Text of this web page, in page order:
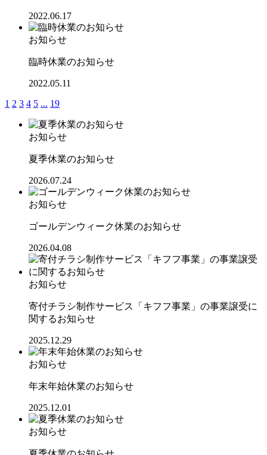
2022.06.17
お知らせ
臨時休業のお知らせ
2022.05.11
1 2 3 4 5 ... 19
お知らせ
夏季休業のお知らせ
2026.07.24
お知らせ
ゴールデンウィーク休業のお知らせ
2026.04.08
お知らせ
寄付チラシ制作サービス「キフフ事業」の事業譲受に
関するお知らせ
2025.12.29
お知らせ
年末年始休業のお知らせ
2025.12.01
お知らせ